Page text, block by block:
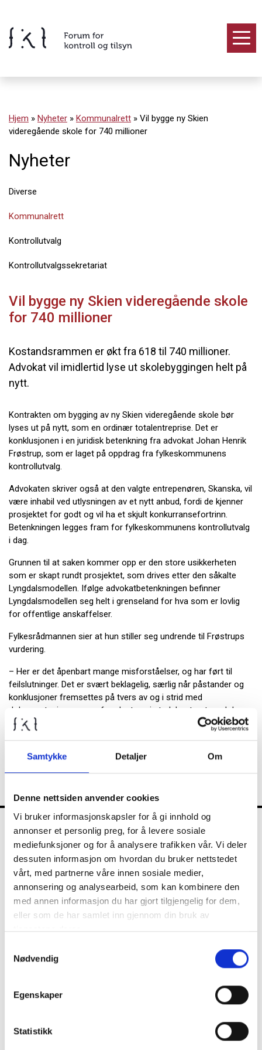
Samtykke Detaljer Om
Denne nettsiden anvender cookies
Vi bruker informasjonskapsler for å gi innhold og
annonser et personlig preg, for å levere sosiale
mediefunksjoner og for å analysere trafikken vår. Vi deler
dessuten informasjon om hvordan du bruker nettstedet
vårt, med partnerne våre innen sosiale medier,
annonsering og analysearbeid, som kan kombinere den
med annen informasjon du har gjort tilgjengelig for dem,
eller som de har samlet inn gjennom din bruk av
tjenestene deres.
Nødvendig
Egenskaper
Statistikk
innholdet
Hjem » Nyheter » Kommunalrett » Vil bygge ny Skien
videregående skole for 740 millioner
Nyheter
Diverse
Kommunalrett
Kontrollutvalg
Kontrollutvalgssekretariat
Vil bygge ny Skien videregående skole
for 740 millioner
Kostandsrammen er økt fra 618 til 740 millioner.
Advokat vil imidlertid lyse ut skolebyggingen helt på
nytt.
Kontrakten om bygging av ny Skien videregående skole bør
lyses ut på nytt, som en ordinær totalentreprise. Det er
konklusjonen i en juridisk betenkning fra advokat Johan Henrik
Frøstrup, som er laget på oppdrag fra fylkeskommunens
kontrollutvalg.
Advokaten skriver også at den valgte entrepenøren, Skanska, vil
være inhabil ved utlysningen av et nytt anbud, fordi de kjenner
prosjektet for godt og vil ha et skjult konkurransefortrinn.
Betenkningen legges fram for fylkeskommunens kontrollutvalg
i dag.
Grunnen til at saken kommer opp er den store usikkerheten
som er skapt rundt prosjektet, som drives etter den såkalte
Lyngdalsmodellen. Ifølge advokatbetenkningen befinner
Lyngdalsmodellen seg helt i grenseland for hva som er lovlig
for offentlige anskaffelser.
Fylkesrådmannen sier at hun stiller seg undrende til Frøstrups
vurdering.
– Her er det åpenbart mange misforståelser, og har ført til
feilslutninger. Det er svært beklagelig, særlig når påstander og
konklusjoner fremsettes på tvers av og i strid med
dokumentasjon som er fremlagt, og i sterk kontrast med de
juridiske spesialistvurderingene som vi har innhentet om
Les hele saken i
FKT
Kontrollutvalget
Kommunalrett
Kontrollutvalgssekretariat